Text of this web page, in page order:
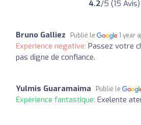
4.2/5 (15 Avis)
Bruno Galliez Publié le 1 year
Expérience négative: Passez votre
pas digne de confiance.
Yulmis Guaramaima Publié le
Expérience fantastique: Exelente